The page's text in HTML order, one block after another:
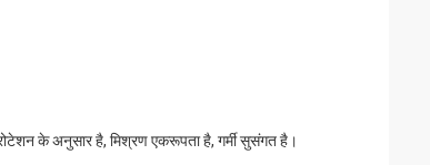
के अनुसार है, मिश्रण एकरूपता है, गर्मी सुसंगत है।